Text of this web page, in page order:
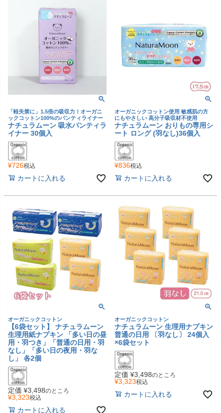
「軽失禁に」1.5倍の吸収力！オーガニ
ックコットン100%のパンティライナー
ナチュラムーン 吸水パンティラ
イナー 30個入
¥726税込
カートに入れる
オーガニックコットン使用 敏感肌の方
にもやさしい 高分子吸収材不使用
ナチュラムーン おりもの専用シ
ート ロング (羽なし)36個入
¥836税込
カートに入れる
オーガニックコットン
【6袋セット】 ナチュラムーン
生理用紙ナプキン 「多い日の昼
用・羽つき」「普通の日用・羽
なし」「多い日の夜用・羽な
し」 各2個
定価 ¥3,498のところ
¥3,323税込
カートに入れる
オーガニックコットン
ナチュラムーン 生理用ナプキン
普通の日用 〔羽なし〕 24個入
×6袋セット
定価 ¥3,498のところ
¥3,323税込
カートに入れる